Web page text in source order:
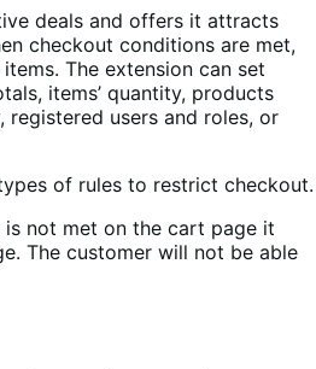
deals and offers it attracts
checkout conditions are met,
The extension can set
items’ quantity, products
users and roles, or
of rules to restrict checkout.
not met on the cart page it
The customer will not be able